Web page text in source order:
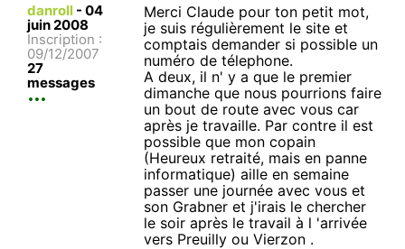
danroll - 04
juin 2008
Inscription :
09/12/2007
27
messages
Merci Claude pour ton petit mot,
je suis régulièrement le site et
comptais demander si possible un
numéro de télephone.
A deux, il n' y a que le premier
dimanche que nous pourrions faire
un bout de route avec vous car
après je travaille. Par contre il est
possible que mon copain
(Heureux retraité, mais en panne
informatique) aille en semaine
passer une journée avec vous et
son Grabner et j'irais le chercher
le soir après le travail à l 'arrivée
vers Preuilly ou Vierzon .